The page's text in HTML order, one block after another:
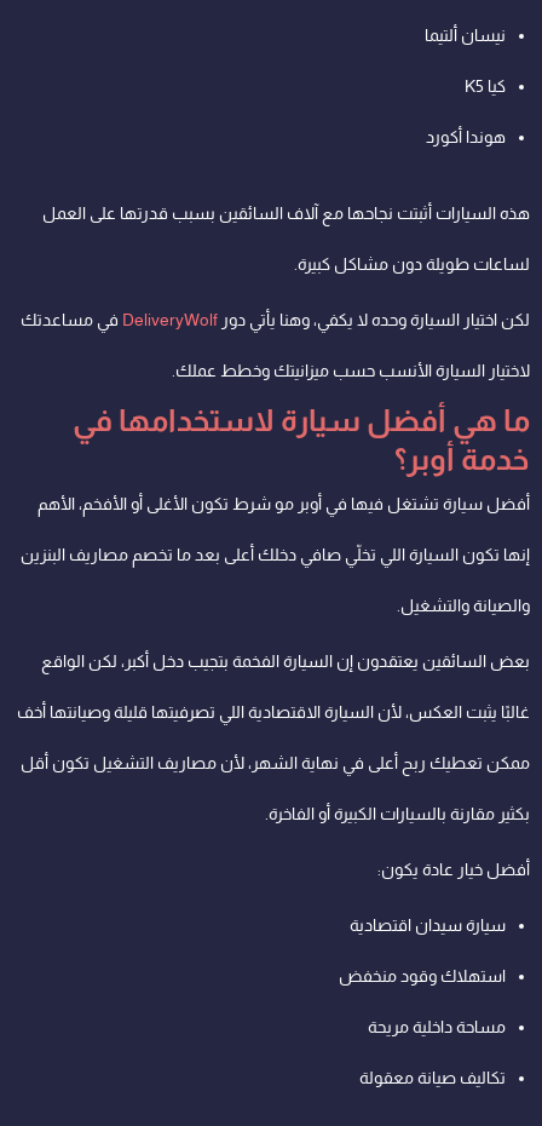
نيسان ألتيما
كيا K5
هوندا أكورد
هذه السيارات أثبتت نجاحها مع آلاف السائقين بسبب قدرتها على العمل
لساعات طويلة دون مشاكل كبيرة.
لكن اختيار السيارة وحده لا يكفي، وهنا يأتي دور DeliveryWolf في مساعدتك
لاختيار السيارة الأنسب حسب ميزانيتك وخطط عملك.
ما هي أفضل سيارة لاستخدامها في
خدمة أوبر؟
أفضل سيارة تشتغل فيها في أوبر مو شرط تكون الأغلى أو الأفخم، الأهم
إنها تكون السيارة اللي تخلّي صافي دخلك أعلى بعد ما تخصم مصاريف البنزين
والصيانة والتشغيل.
بعض السائقين يعتقدون إن السيارة الفخمة بتجيب دخل أكبر، لكن الواقع
غالبًا يثبت العكس، لأن السيارة الاقتصادية اللي تصرفيتها قليلة وصيانتها أخف
ممكن تعطيك ربح أعلى في نهاية الشهر، لأن مصاريف التشغيل تكون أقل
بكثير مقارنة بالسيارات الكبيرة أو الفاخرة.
أفضل خيار عادة يكون:
سيارة سيدان اقتصادية
استهلاك وقود منخفض
مساحة داخلية مريحة
تكاليف صيانة معقولة